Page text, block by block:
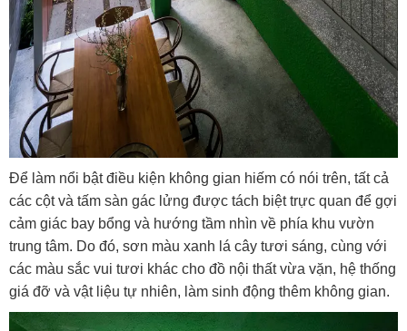
Để làm nổi bật điều kiện không gian hiếm có nói trên, tất cả
các cột và tấm sàn gác lửng được tách biệt trực quan để gợi
cảm giác bay bổng và hướng tầm nhìn về phía khu vườn
trung tâm. Do đó, sơn màu xanh lá cây tươi sáng, cùng với
các màu sắc vui tươi khác cho đồ nội thất vừa vặn, hệ thống
giá đỡ và vật liệu tự nhiên, làm sinh động thêm không gian.